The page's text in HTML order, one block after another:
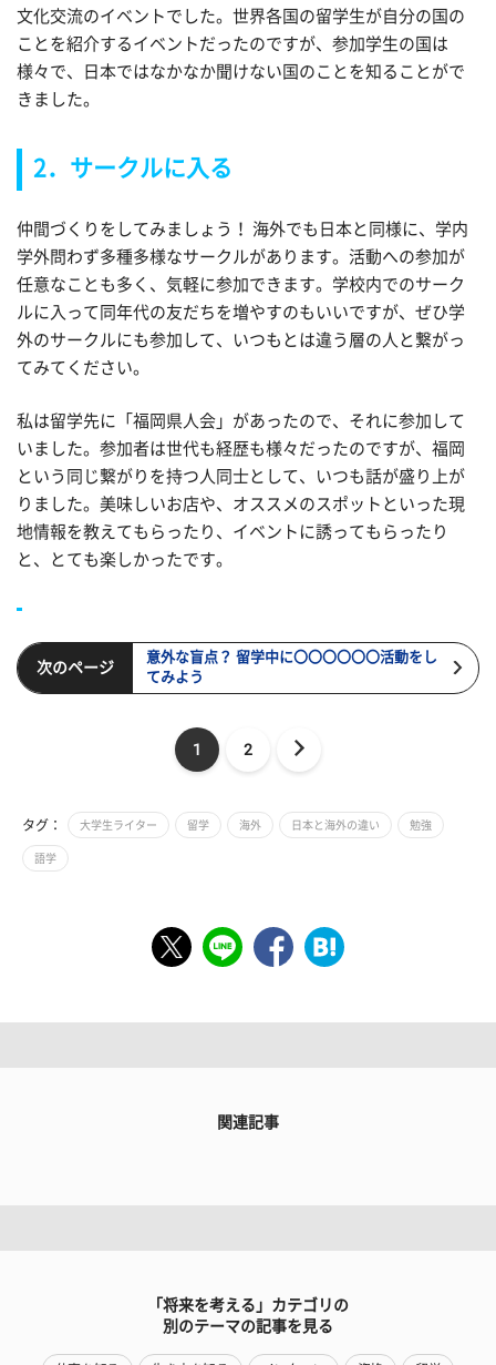
文化交流のイベントでした。世界各国の留学生が自分の国の
ことを紹介するイベントだったのですが、参加学生の国は
様々で、日本ではなかなか聞けない国のことを知ることがで
きました。
2．サークルに入る
仲間づくりをしてみましょう！ 海外でも日本と同様に、学内
学外問わず多種多様なサークルがあります。活動への参加が
任意なことも多く、気軽に参加できます。学校内でのサーク
ルに入って同年代の友だちを増やすのもいいですが、ぜひ学
外のサークルにも参加して、いつもとは違う層の人と繋がっ
てみてください。
私は留学先に「福岡県人会」があったので、それに参加して
いました。参加者は世代も経歴も様々だったのですが、福岡
という同じ繋がりを持つ人同士として、いつも話が盛り上が
りました。美味しいお店や、オススメのスポットといった現
地情報を教えてもらったり、イベントに誘ってもらったり
と、とても楽しかったです。
次のページ
意外な盲点？ 留学中に〇〇〇〇〇〇活動をし
てみよう
1 2
タグ： 大学生ライター 留学 海外 日本と海外の違い 勉強
語学
関連記事
「将来を考える」カテゴリの
別のテーマの記事を見る